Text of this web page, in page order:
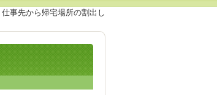
仕事先から帰宅場所の割出し